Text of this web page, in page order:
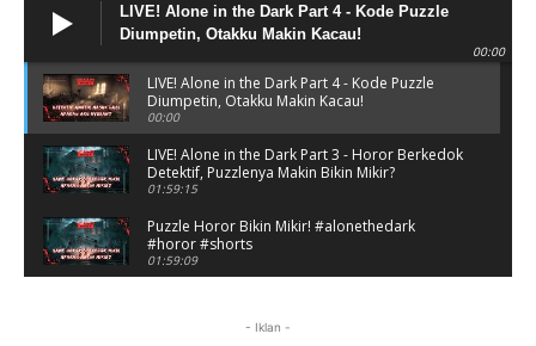
LIVE! Alone in the Dark Part 4 - Kode Puzzle
Diumpetin, Otakku Makin Kacau!
00:00
LIVE! Alone in the Dark Part 4 - Kode Puzzle
Diumpetin, Otakku Makin Kacau!
00:00
LIVE! Alone in the Dark Part 3 - Horor Berkedok
Detektif, Puzzlenya Makin Bikin Mikir?
01:59:15
Puzzle Horor Bikin Mikir! #alonethedark
#horor #shorts
01:59:09
- Iklan -